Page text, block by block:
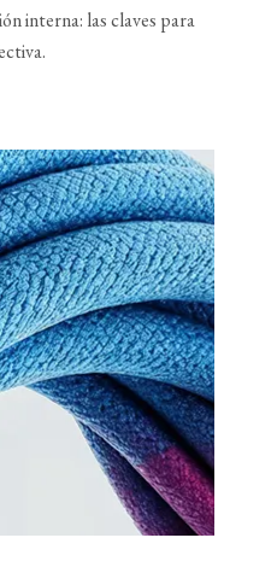
interna: las claves para